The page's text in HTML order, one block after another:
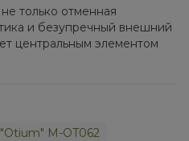
только отменная
и безупречный внешний
центральным элементом
M-OT062